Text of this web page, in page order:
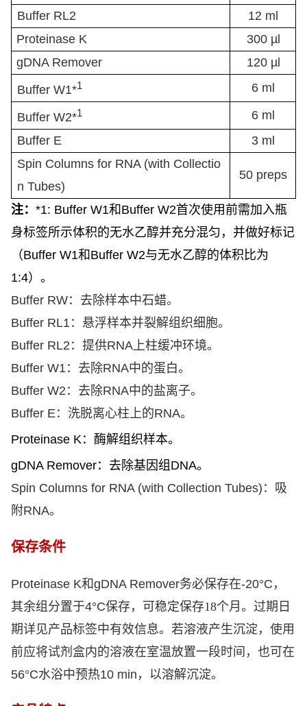
Buffer RL2
12 ml
Proteinase K
300 µl
gDNA Remover
120 µl
Buffer W1*1 6 ml
Buffer W2*1
6 ml
Buffer E
3 ml
Spin Columns for RNA (with Collectio
n Tubes)
50 preps
注： *1: Buffer W1和 Buffer W2首次使用前需加入瓶
身标签所示体积的无水乙醇并充分混匀，并做好标记
（Buffer W1和 Buffer W2与无水乙醇的体积比为
1:4）。
Buffer RW：去除样本中石蜡。
Buffer RL1：悬浮样本并裂解组织细胞。
Buffer RL2 ：提供RNA上柱缓冲环境。
Buffer W1：去除RNA中的蛋白。
Buffer W2：去除RNA中的盐离子。
Buffer E：洗脱离心柱上的RNA。
Proteinase K：酶解组织样本。
gDNA Remover：去除基因组 DNA。
Spin Columns for RNA (with Collection Tubes) ：吸
附RNA。
保存条件
Proteinase K和gDNA Remover务必保存在-20°C ，
其余组分置于4°C保存，可稳定保存18个月。过期日
期详见产品标签中有效信息。若溶液产生沉淀，使用
前应将试剂盒内的溶液在室温放置一段时间，也可在
56°C水浴中预热10 min ，以溶解沉淀。